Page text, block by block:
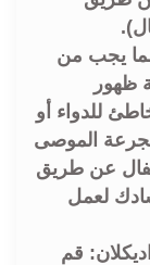
يجب من
ظهور
للدواء أو
الموصى
عن طريق
لعمل
قم